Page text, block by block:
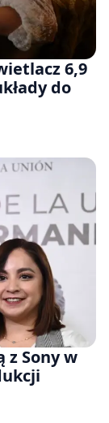
6,9
do
z Sony w